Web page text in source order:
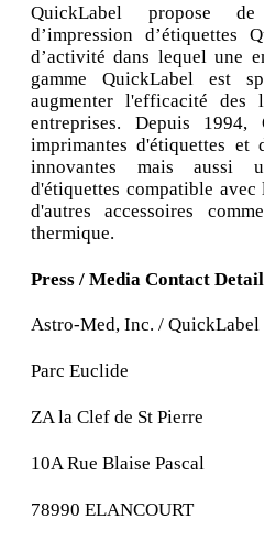
QuickLabel propose de
d’impression d’étiquettes
d’activité dans lequel une
gamme QuickLabel est
augmenter l'efficacité des
entreprises. Depuis 1994,
imprimantes d'étiquettes et
innovantes mais aussi
d'étiquettes compatible
d'autres accessoires
thermique.
Press / Media Contact
Astro-Med, Inc. / QuickLabel
Parc Euclide
ZA la Clef de St Pierre
10A Rue Blaise Pascal
78990 ELANCOURT